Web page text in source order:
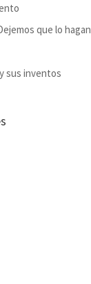
que lo hagan
sus inventos